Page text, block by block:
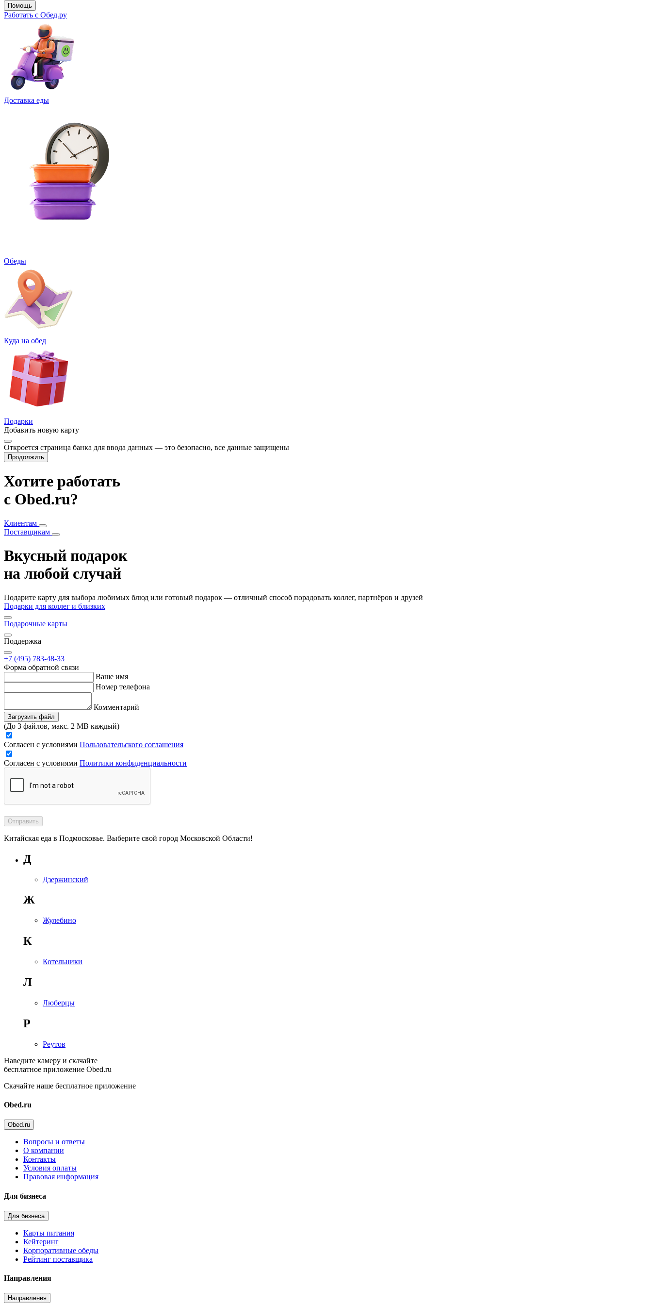
Помощь
Работать с Обед.ру
Доставка еды
Обеды
Куда на обед
Подарки
Добавить новую карту
Откроется страница банка для ввода данных — это безопасно, все данные защищены
Продолжить
Хотите работать
с Obed.ru?
Клиентам
Поставщикам
Вкусный подарок
на любой случай
Подарите карту для выбора любимых блюд или готовый подарок — отличный способ порадовать коллег, партнёров и друзей
Подарки для коллег и близких
Подарочные карты
Поддержка
+7 (495) 783-48-33
Форма обратной связи
Ваше имя
Номер телефона
Комментарий
Загрузить файл
(До 3 файлов, макс. 2 MB каждый)
Согласен с условиями Пользовательского соглашения
Согласен с условиями Политики конфиденциальности
Отправить
Китайская еда в Подмосковье. Выберите свой город Московской Области!
Д
Дзержинский
Ж
Жулебино
К
Котельники
Л
Люберцы
Р
Реутов
Наведите камеру и скачайте
бесплатное приложение Obed.ru
Скачайте наше бесплатное приложение
Obed.ru
Obed.ru
Вопросы и ответы
О компании
Контакты
Условия оплаты
Правовая информация
Для бизнеса
Для бизнеса
Карты питания
Кейтеринг
Корпоративные обеды
Рейтинг поставщика
Направления
Направления